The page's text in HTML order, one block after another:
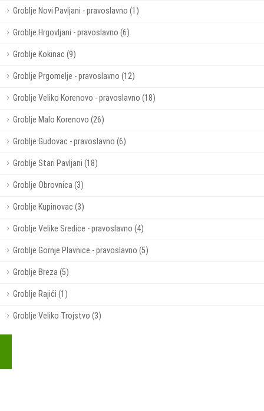
Groblje Novi Pavljani - pravoslavno (1)
Groblje Hrgovljani - pravoslavno (6)
Groblje Kokinac (9)
Groblje Prgomelje - pravoslavno (12)
Groblje Veliko Korenovo - pravoslavno (18)
Groblje Malo Korenovo (26)
Groblje Gudovac - pravoslavno (6)
Groblje Stari Pavljani (18)
Groblje Obrovnica (3)
Groblje Kupinovac (3)
Groblje Velike Sredice - pravoslavno (4)
Groblje Gornje Plavnice - pravoslavno (5)
Groblje Breza (5)
Groblje Rajići (1)
Groblje Veliko Trojstvo (3)